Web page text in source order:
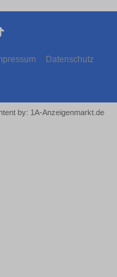
Datenschutz
by: 1A-Anzeigenmarkt.de